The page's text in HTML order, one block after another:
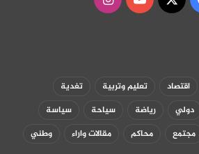
اقتصاد تعليم وتربية
تغدية
دولي رياضة سياحة
سياسة
مجتمع محاكم مقالات واراء وطني